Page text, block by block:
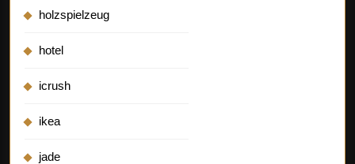
holzspielzeug
hotel
icrush
ikea
jade